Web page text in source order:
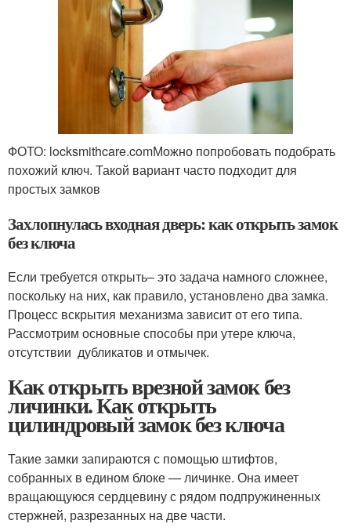
ФОТО: locksmithcare.comМожно попробовать подобрать
похожий ключ. Такой вариант часто подходит для
простых замков
Захлопнулась входная дверь: как открыть замок
без ключа
Если требуется открыть– это задача намного сложнее,
поскольку на них, как правило, установлено два замка.
Процесс вскрытия механизма зависит от его типа.
Рассмотрим основные способы при утере ключа,
отсутствии дубликатов и отмычек.
Как открыть врезной замок без
личинки. Как открыть
цилиндровый замок без ключа
Такие замки запираются с помощью штифтов,
собранных в едином блоке — личинке. Она имеет
вращающуюся сердцевину с рядом подпружиненных
стержней, разрезанных на две части.